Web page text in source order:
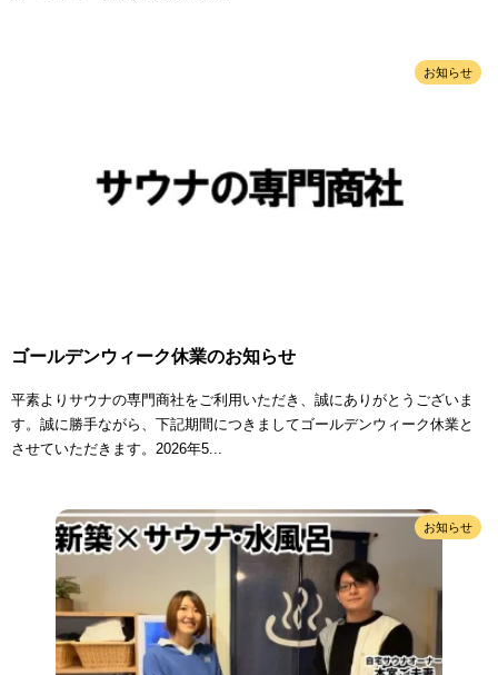
お知らせ
ゴールデンウィーク休業のお知らせ
平素よりサウナの専門商社をご利用いただき、誠にありがとうございま
す。誠に勝手ながら、下記期間につきましてゴールデンウィーク休業と
させていただきます。2026年5...
お知らせ